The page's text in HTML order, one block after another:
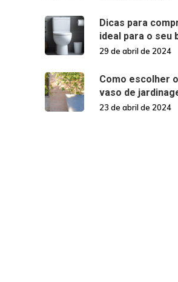
Dicas para
ideal para o seu
29 de abril de 2024
Como escolher
vaso de
23 de abril de 2024